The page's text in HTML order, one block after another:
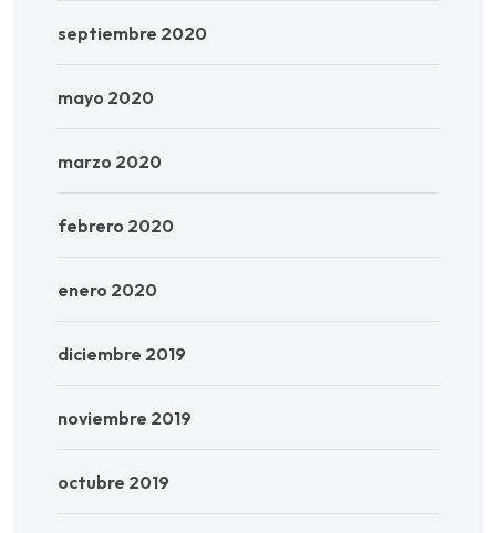
septiembre 2020
mayo 2020
marzo 2020
febrero 2020
enero 2020
diciembre 2019
noviembre 2019
octubre 2019